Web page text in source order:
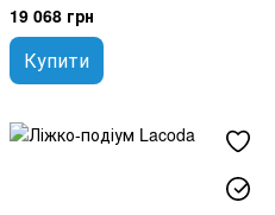
19 068 грн
Купити